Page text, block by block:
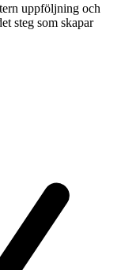
uppföljning och
steg som skapar